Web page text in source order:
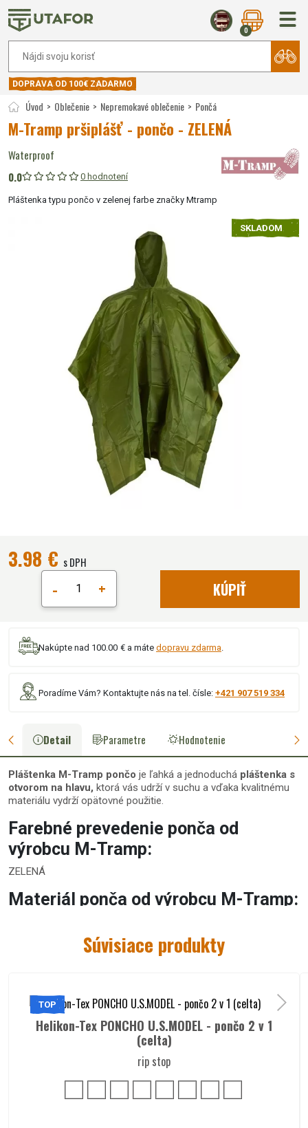
0
DOPRAVA OD 100€ ZADARMO
Úvod Oblečenie Nepremokavé oblečenie Pončá
M-Tramp pršiplášť - pončo - ZELENÁ
Waterproof
0.0
0 hodnotení
Pláštenka typu pončo v zelenej farbe značky Mtramp
SKLADOM
3.98 € s DPH
- + KÚPIŤ
Nakúpte nad 100.00 € a máte dopravu zdarma
Poradíme Vám? Kontaktujte nás na tel. čísle: +421 907 519 334
Detail Parametre Hodnotenie
Pláštenka M-Tramp pončo je ľahká a jednoduchá pláštenka s
otvorom na hlavu, ktorá vás udrží v suchu a vďaka kvalitnému
materiálu vydrží opätovné použitie.
Farebné prevedenie ponča od
výrobcu M-Tramp:
ZELENÁ
Materiál ponča od výrobcu M-Tramp:
Súvisiace produkty
TOP
Helikon-Tex PONCHO U.S.MODEL - pončo 2 v 1
(celta)
rip stop